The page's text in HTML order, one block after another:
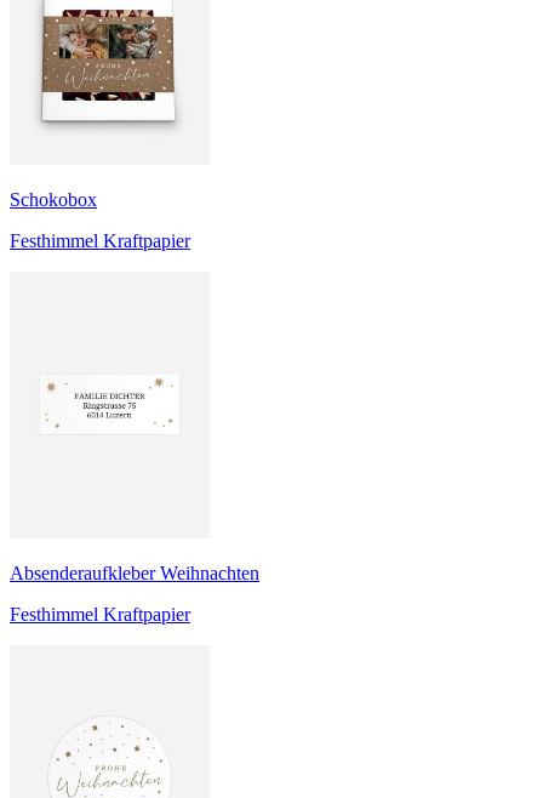
Schokobox
Festhimmel Kraftpapier
Absenderaufkleber Weihnachten
Festhimmel Kraftpapier